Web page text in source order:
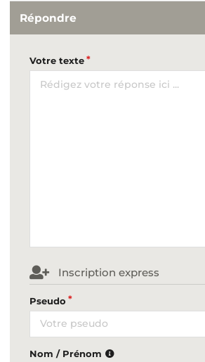
Répondre
Votre texte
Inscription express
Pseudo
Nom / Prénom